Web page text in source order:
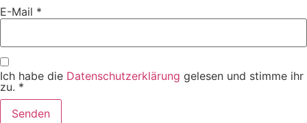
E-Mail *
Ich habe die Datenschutzerklärung gelesen und stimme ihr
zu. *